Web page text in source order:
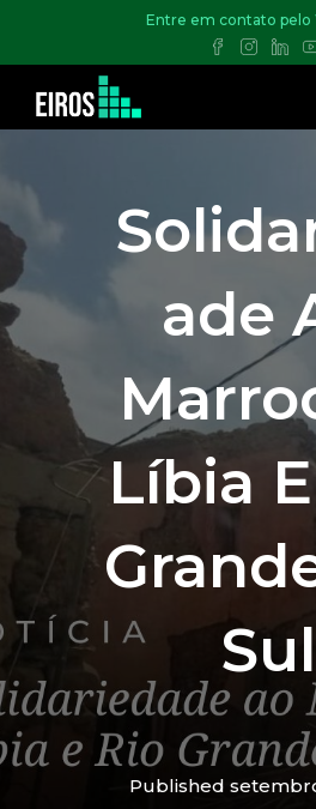
Entre em contato pelo
Ade
Líbia
Sul
Published